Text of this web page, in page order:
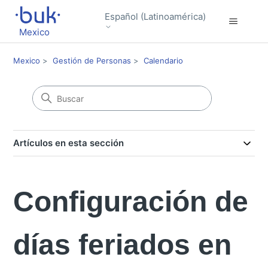
Mexico
Español (Latinoamérica)
Mexico Gestión de Personas Calendario
Artículos en esta sección
Configuración de
días feriados en